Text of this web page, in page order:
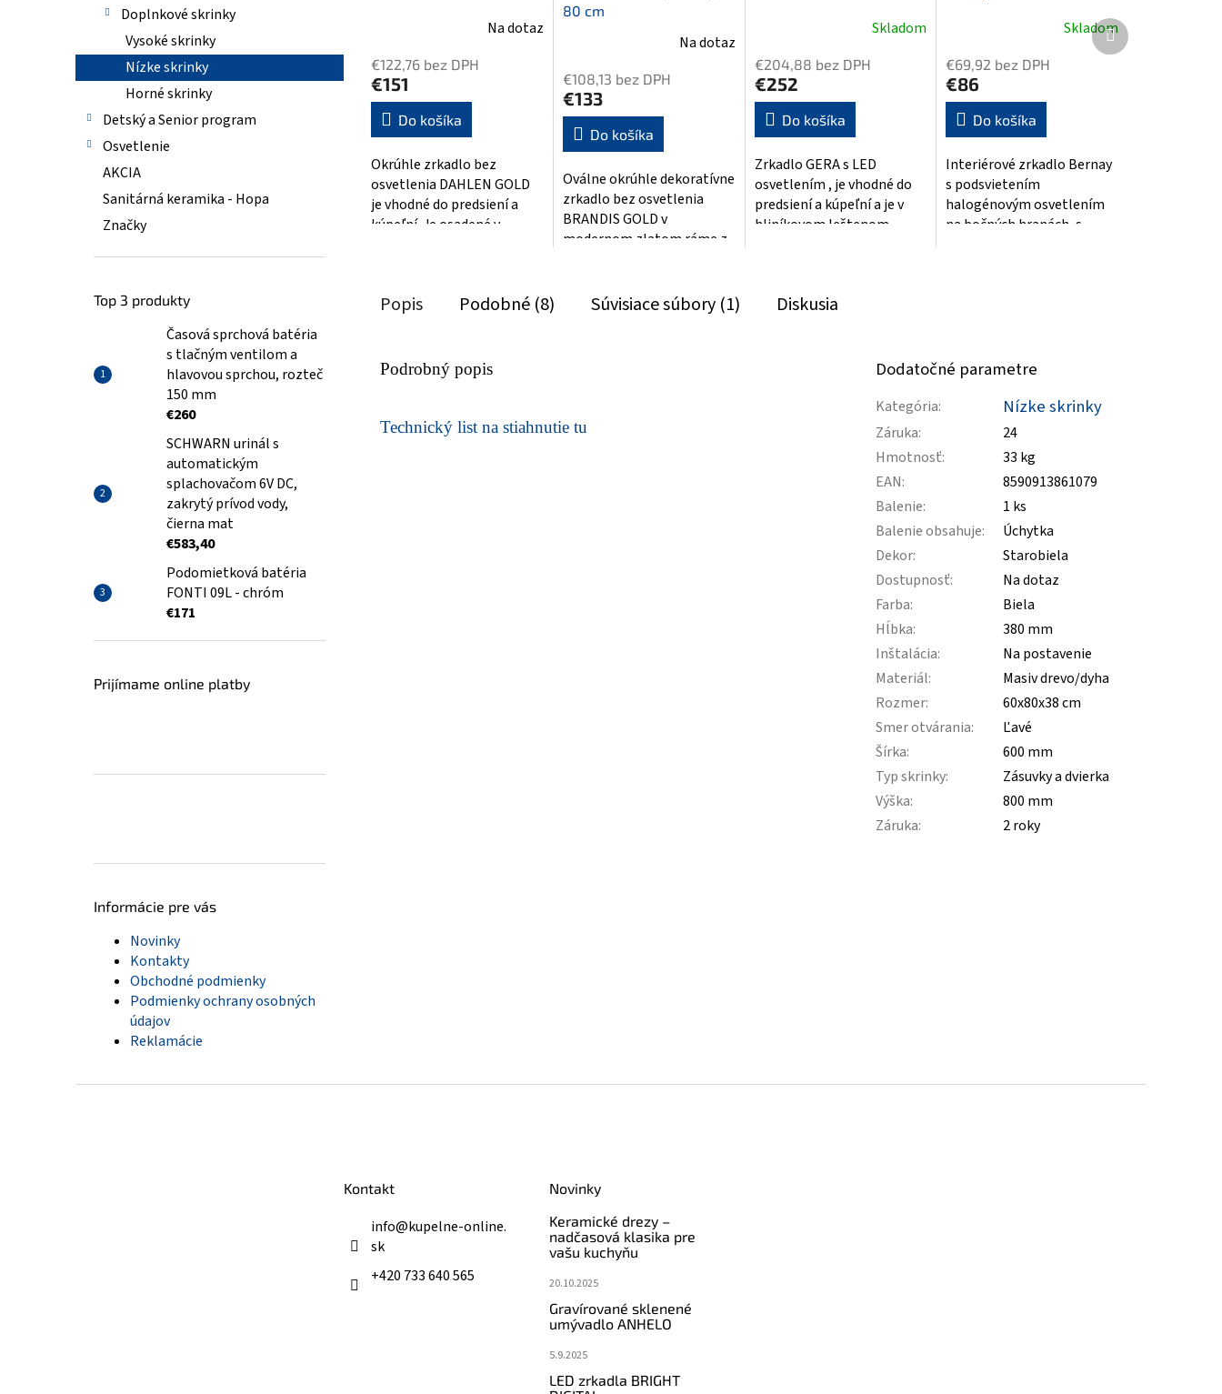
Doplnkové skrinky
Vysoké skrinky
Nízke skrinky
Horné skrinky
Detský a Senior program
Osvetlenie
AKCIA
Sanitárná keramika - Hopa
Značky
Top 3 produkty
Časová sprchová batéria
s tlačným ventilom a
hlavovou sprchou, rozteč
150 mm
€260
SCHWARN urinál s
automatickým
splachovačom 6V DC,
zakrytý prívod vody,
čierna mat
€583,40
Podomietková batéria
FONTI 09L - chróm
€171
Prijímame online platby
Informácie pre vás
Novinky
Kontakty
Obchodné podmienky
Podmienky ochrany osobných
údajov
Reklamácie
Na dotaz
€122,76 bez DPH
€151
Do košíka
Okrúhle zrkadlo bez
osvetlenia DAHLEN GOLD
je vhodné do predsiení a
kúpeľní. Je osadené v
80 cm
Na dotaz
€108,13 bez DPH
€133
Do košíka
Oválne okrúhle dekoratívne
zrkadlo bez osvetlenia
BRANDIS GOLD v
modernom zlatom ráme z
Hĺbka...
Skladom
€204,88 bez DPH
€252
Do košíka
Zrkadlo GERA s LED
osvetlením , je vhodné do
predsiení a kúpeľní a je v
hliníkovom leštenom
Skladom
€69,92 bez DPH
€86
Do košíka
Interiérové zrkadlo Bernay
s podsvietením
halogénovým osvetlením
na bočných hranách, s
Ďalší
produkt
Popis Podobné (8) Súvisiace súbory (1) Diskusia
Podrobný popis
Technický list na stiahnutie tu
Dodatočné parametre
Kategória: Nízke skrinky
Záruka:
24
Hmotnosť:
33 kg
EAN:
8590913861079
Balenie:
1 ks
Balenie obsahuje:
Úchytka
Dekor:
Starobiela
Dostupnosť:
Na dotaz
Farba:
Biela
Hĺbka:
380 mm
Inštalácia:
Na postavenie
Materiál:
Masiv drevo/dyha
Rozmer:
60x80x38 cm
Smer otvárania:
Ľavé
Šírka:
600 mm
Typ skrinky:
Zásuvky a dvierka
Výška:
800 mm
Záruka: 2 roky
Kontakt
info@kupelne-online.
sk
+420 733 640 565
Novinky
Keramické drezy –
nadčasová klasika pre
vašu kuchyňu
20.10.2025
Gravírované sklenené
umývadlo ANHELO
5.9.2025
LED zrkadla BRIGHT